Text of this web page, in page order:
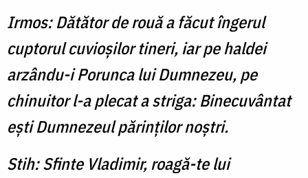
Irmos: Dătător de rouă a făcut îngerul
cuptorul cuvioşilor tineri, iar pe haldei
arzându-i Porunca lui Dumnezeu, pe
chinuitor l-a plecat a striga: Binecuvântat
eşti Dumnezeul părinţilor noştri.
Stih: Sfinte Vladimir, roagă-te lui